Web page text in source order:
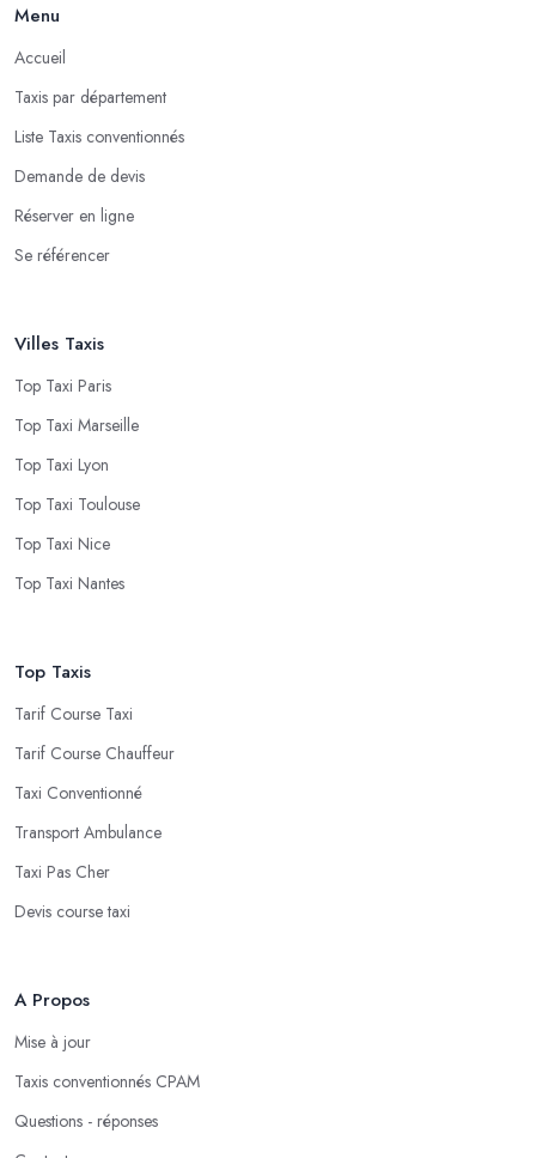
Menu
Accueil
Taxis par département
Liste Taxis conventionnés
Demande de devis
Réserver en ligne
Se référencer
Villes Taxis
Top Taxi Paris
Top Taxi Marseille
Top Taxi Lyon
Top Taxi Toulouse
Top Taxi Nice
Top Taxi Nantes
Top Taxis
Tarif Course Taxi
Tarif Course Chauffeur
Taxi Conventionné
Transport Ambulance
Taxi Pas Cher
Devis course taxi
A Propos
Mise à jour
Taxis conventionnés CPAM
Questions - réponses